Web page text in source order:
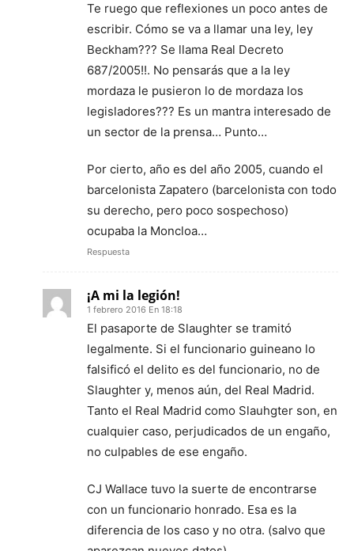
Te ruego que reflexiones un poco antes de
escribir. Cómo se va a llamar una ley, ley
Beckham??? Se llama Real Decreto
687/2005!!. No pensarás que a la ley
mordaza le pusieron lo de mordaza los
legisladores??? Es un mantra interesado de
un sector de la prensa… Punto…
Por cierto, año es del año 2005, cuando el
barcelonista Zapatero (barcelonista con todo
su derecho, pero poco sospechoso)
ocupaba la Moncloa…
Respuesta
¡A mi la legión!
1 febrero 2016 En 18:18
El pasaporte de Slaughter se tramitó
legalmente. Si el funcionario guineano lo
falsificó el delito es del funcionario, no de
Slaughter y, menos aún, del Real Madrid.
Tanto el Real Madrid como Slauhgter son, en
cualquier caso, perjudicados de un engaño,
no culpables de ese engaño.
CJ Wallace tuvo la suerte de encontrarse
con un funcionario honrado. Esa es la
diferencia de los caso y no otra. (salvo que